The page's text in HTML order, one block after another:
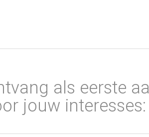
als eerste
jouw interesses: